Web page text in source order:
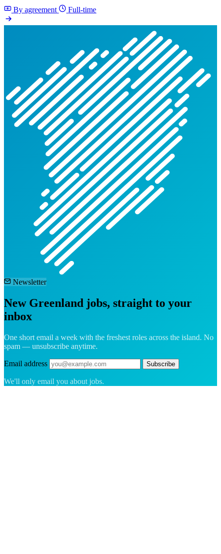
By agreement Full-time
Newsletter
New Greenland jobs, straight to your
inbox
One short email a week with the freshest roles across the island. No
spam — unsubscribe anytime.
Email address Subscribe
We'll only email you about jobs.